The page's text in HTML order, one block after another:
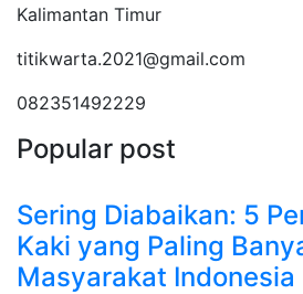
Kalimantan Timur
titikwarta.2021@gmail.com
082351492229
Popular post
Sering Diabaikan: 5
Kaki yang Paling
Masyarakat Indonesia